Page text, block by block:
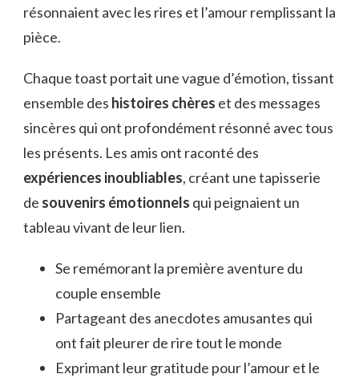
résonnaient avec les rires et l’amour remplissant la
pièce.
Chaque toast portait une vague d’émotion, tissant
ensemble des histoires chères et des messages
sincères qui ont profondément résonné avec tous
les présents. Les amis ont raconté des
expériences inoubliables, créant une tapisserie
de souvenirs émotionnels qui peignaient un
tableau vivant de leur lien.
Se remémorant la première aventure du
couple ensemble
Partageant des anecdotes amusantes qui
ont fait pleurer de rire tout le monde
Exprimant leur gratitude pour l’amour et le